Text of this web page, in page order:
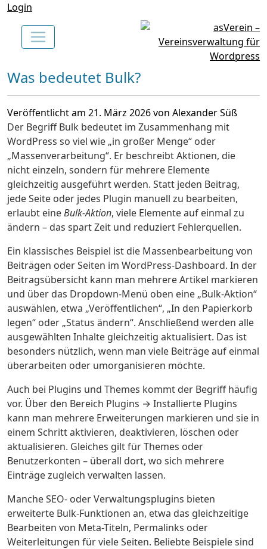
Login
Was bedeutet Bulk?
Veröffentlicht am 21. März 2026 von Alexander Süß
Der BegriffBulk bedeutet im Zusammenhang mit
WordPress so viel wie „in großer Menge“ oder
„Massenverarbeitung“. Er beschreibt Aktionen, die
nicht einzeln, sondern für mehrere Elemente
gleichzeitig ausgeführt werden. Statt jeden Beitrag,
jede Seite oder jedes Plugin manuell zu bearbeiten,
erlaubt eineBulk-Aktion, viele Elemente auf einmal zu
ändern – das spart Zeit und reduziert Fehlerquellen.
Ein klassisches Beispiel ist die Massenbearbeitung von
Beiträgen oder Seiten im WordPress-Dashboard. In der
Beitragsübersicht kann man mehrere Artikel markieren
und über das Dropdown-Menü oben eine „Bulk-Aktion“
auswählen, etwa „Veröffentlichen“, „In den Papierkorb
legen“ oder „Status ändern“. Anschließend werden alle
ausgewählten Inhalte gleichzeitig aktualisiert. Das ist
besonders nützlich, wenn man viele Beiträge auf einmal
überarbeiten oder umorganisieren möchte.
Auch bei Plugins und Themes kommt der Begriff häufig
vor. Über den Bereich Plugins → Installierte Plugins
kann man mehrere Erweiterungen markieren und sie in
einem Schritt aktivieren, deaktivieren, löschen oder
aktualisieren. Gleiches gilt für Themes oder
Benutzerkonten – überall dort, wo sich mehrere
Einträge zugleich verwalten lassen.
MancheSEO- oder Verwaltungsplugins bieten
erweiterte Bulk-Funktionen an, etwa das gleichzeitige
Bearbeiten von Meta-Titeln, Permalinks oder
Weiterleitungen für viele Seiten. Beliebte Beispiele sind